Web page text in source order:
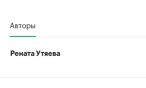
Авторы
Рената Утяева